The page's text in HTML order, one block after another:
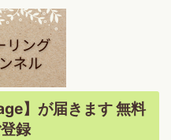
】が届きます 無料
録